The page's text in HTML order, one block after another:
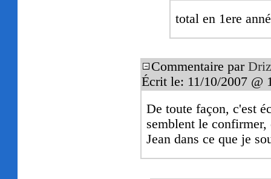
total en 1ere
Commentaire par
Écrit le: 11/10/2007 @
De toute façon, c'est
semblent le
Jean dans ce que je